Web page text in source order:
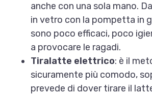
anche con una sola mano.
in vetro con la pompetta in
sono poco efficaci, poco
a provocare le ragadi.
Tiralatte elettrico: è il
sicuramente più comodo,
prevede di dover tirare il